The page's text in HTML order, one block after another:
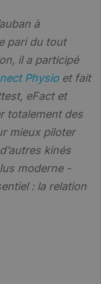
à
pari du tout
il a participé
Physioet fait
eFact et
totalement des
mieux piloter
kinés
moderne -
: la relation